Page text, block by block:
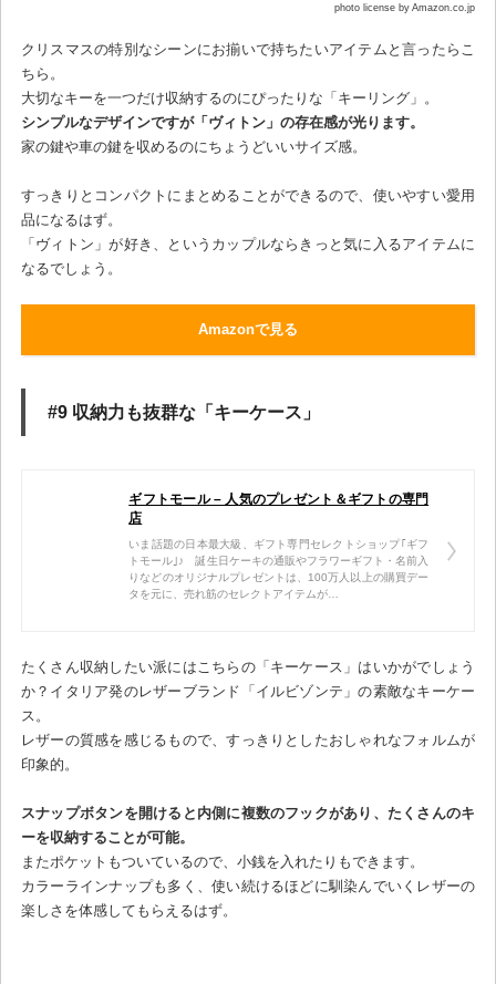
photo license by Amazon.co.jp
クリスマスの特別なシーンにお揃いで持ちたいアイテムと言ったらこ
ちら。
大切なキーを一つだけ収納するのにぴったりな「キーリング」。
シンプルなデザインですが「ヴィトン」の存在感が光ります。
家の鍵や車の鍵を収めるのにちょうどいいサイズ感。
すっきりとコンパクトにまとめることができるので、使いやすい愛用
品になるはず。
「ヴィトン」が好き、というカップルならきっと気に入るアイテムに
なるでしょう。
Amazonで見る
#9 収納力も抜群な「キーケース」
ギフトモール – 人気のプレゼント＆ギフトの専門
店
いま話題の日本最大級、ギフト専門セレクトショップ｢ギフ
トモール｣♪ 誕生日ケーキの通販やフラワーギフト・名前入
りなどのオリジナルプレゼントは、100万人以上の購買デー
タを元に、売れ筋のセレクトアイテムが…
たくさん収納したい派にはこちらの「キーケース」はいかがでしょう
か？イタリア発のレザーブランド「イルビゾンテ」の素敵なキーケー
ス。
レザーの質感を感じるもので、すっきりとしたおしゃれなフォルムが
印象的。
スナップボタンを開けると内側に複数のフックがあり、たくさんのキ
ーを収納することが可能。
またポケットもついているので、小銭を入れたりもできます。
カラーラインナップも多く、使い続けるほどに馴染んでいくレザーの
楽しさを体感してもらえるはず。